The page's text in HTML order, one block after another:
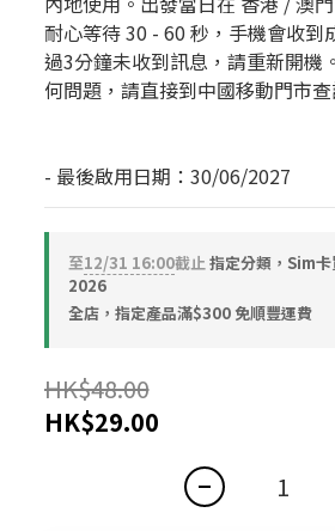
耐心等待 30 - 60 秒，手機會收到
過3分鐘未收到訊息，請重新開機
何問題，請直接到中國移動門市查
- 最後啟用日期：30/06/2027
至12/31 16:00截止指定分類，Sim卡
2026
全店，指定產品滿$300 免順豐運費
HK$48.00
HK$29.00